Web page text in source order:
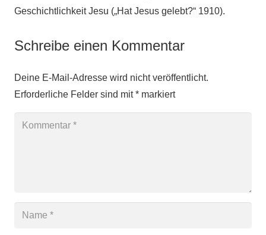
Geschichtlichkeit Jesu („Hat Jesus gelebt?“ 1910).
Schreibe einen Kommentar
Deine E-Mail-Adresse wird nicht veröffentlicht.
Erforderliche Felder sind mit* markiert